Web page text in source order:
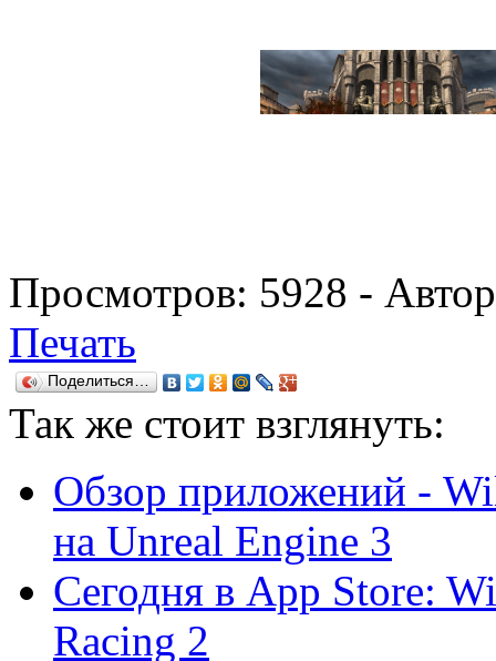
Просмотров: 5928 -
Печать
Поделиться…
Так же стоит взглянуть:
Обзор приложений -
на Unreal Engine 3
Сегодня в App Store:
Racing 2